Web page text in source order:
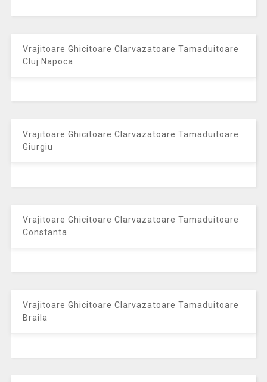
Vrajitoare Ghicitoare Clarvazatoare Tamaduitoare
Cluj Napoca
Vrajitoare Ghicitoare Clarvazatoare Tamaduitoare
Giurgiu
Vrajitoare Ghicitoare Clarvazatoare Tamaduitoare
Constanta
Vrajitoare Ghicitoare Clarvazatoare Tamaduitoare
Braila